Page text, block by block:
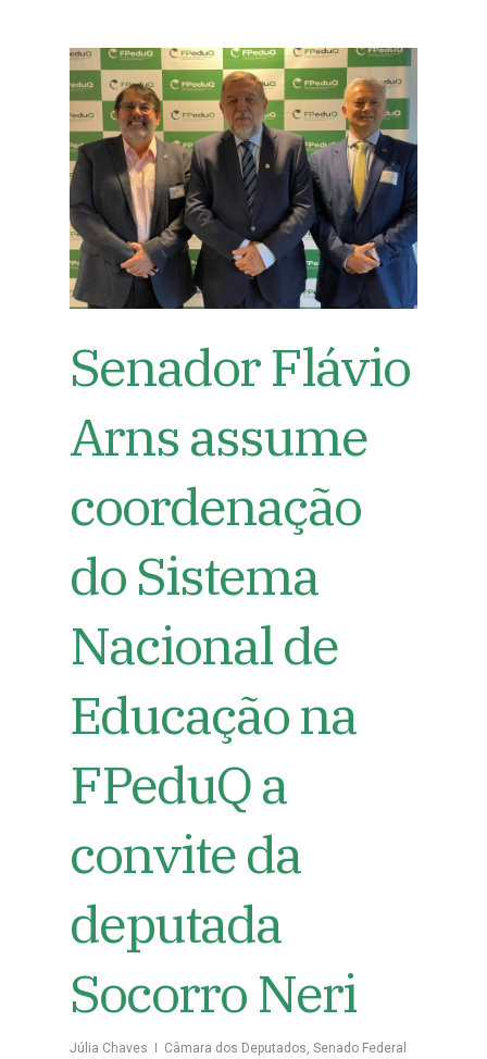
Senador Flávio
Arns assume
coordenação
do Sistema
Nacional de
Educação na
FPeduQ a
convite da
deputada
Socorro Neri
Júlia Chaves Câmara dos Deputados Senado Federal